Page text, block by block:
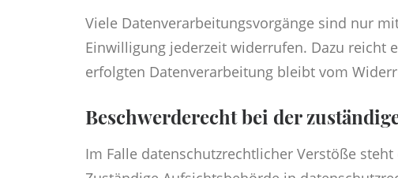
Viele Datenverarbeitungsvorgänge sind nur
Einwilligung jederzeit widerrufen. Dazu reicht
erfolgten Datenverarbeitung bleibt vom
Beschwerderecht bei der
Im Falle datenschutzrechtlicher Verstöße